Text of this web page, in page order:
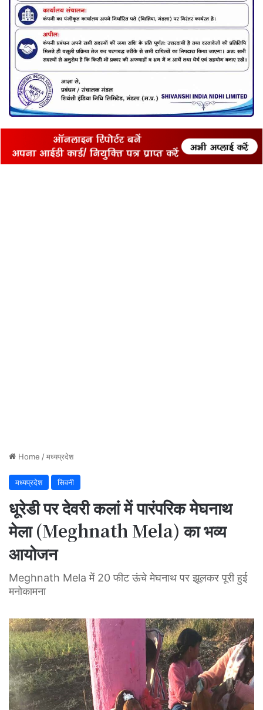
Home /मध्यप्रदेश
मध्यप्रदेश सिवनी
धूरेडी पर देवरी कलां में पारंपरिक मेघनाथ
मेला (Meghnath Mela) का भव्य
आयोजन
Meghnath Mela में 20 फीट ऊंचे मेघनाथ पर झूलकर पूरी हुई
मनोकामना